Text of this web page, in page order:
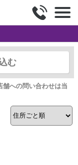
む
への問い合わせは当